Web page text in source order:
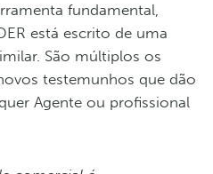
fundamental,
está escrito de uma
São múltiplos os
testemunhos que dão
Agente ou profissional